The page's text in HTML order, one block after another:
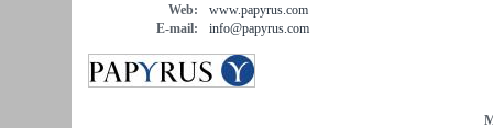
Web:
www.papyrus.com
E-mail:
info@papyrus.com